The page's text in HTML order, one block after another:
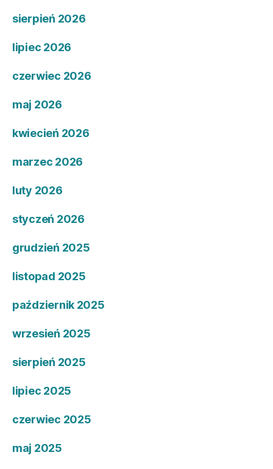
sierpień 2026
lipiec 2026
czerwiec 2026
maj 2026
kwiecień 2026
marzec 2026
luty 2026
styczeń 2026
grudzień 2025
listopad 2025
październik 2025
wrzesień 2025
sierpień 2025
lipiec 2025
czerwiec 2025
maj 2025